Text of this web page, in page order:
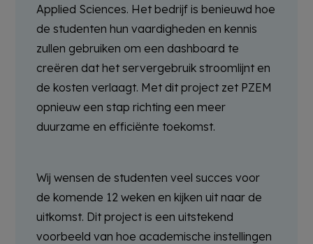
Applied Sciences. Het bedrijf is benieuwd hoe
de studenten hun vaardigheden en kennis
zullen gebruiken om een dashboard te
creëren dat het servergebruik stroomlijnt en
de kosten verlaagt. Met dit project zet PZEM
opnieuw een stap richting een meer
duurzame en efficiënte toekomst.
Wij wensen de studenten veel succes voor
de komende 12 weken en kijken uit naar de
uitkomst. Dit project is een uitstekend
voorbeeld van hoe academische instellingen